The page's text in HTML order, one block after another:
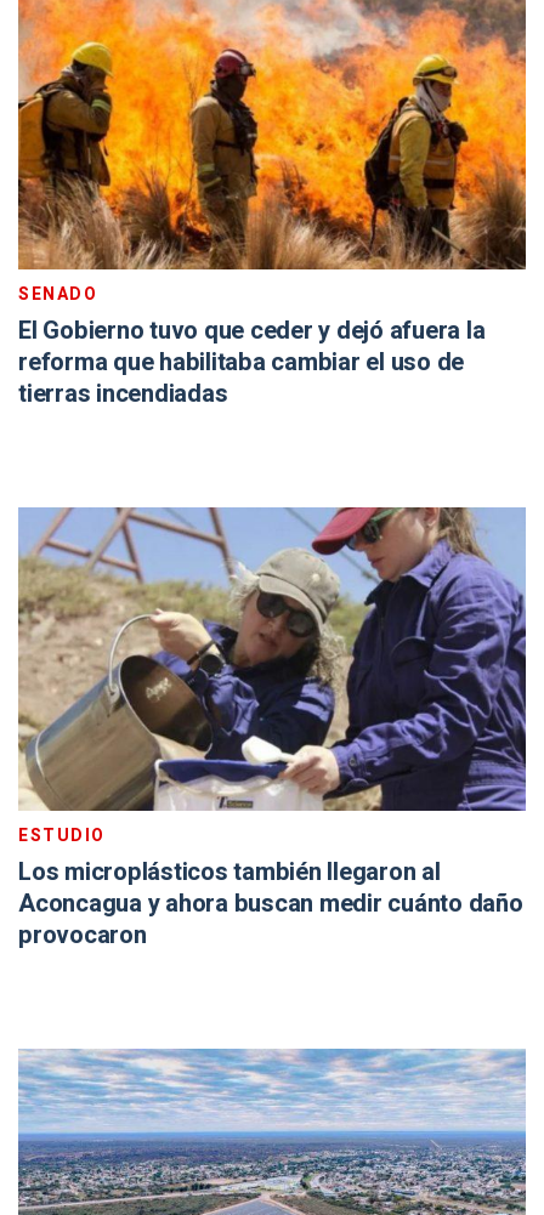
SENADO
El Gobierno tuvo que ceder y dejó afuera la
reforma que habilitaba cambiar el uso de
tierras incendiadas
ESTUDIO
Los microplásticos también llegaron al
Aconcagua y ahora buscan medir cuánto daño
provocaron